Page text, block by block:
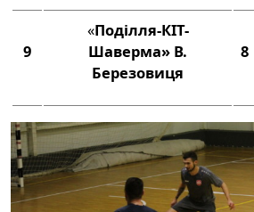
9
«Поділля-КІТ-
Шаверма» В.
Березовиця
8